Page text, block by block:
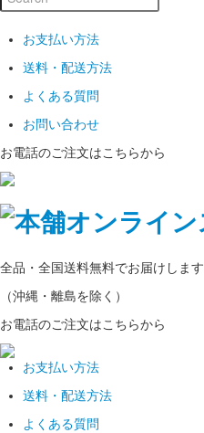
お支払い方法
送料・配送方法
よくある質問
お問い合わせ
お電話のご注文はこちらから
全品・全国送料無料でお届けします
（沖縄・離島を除く）
お電話のご注文はこちらから
お支払い方法
送料・配送方法
よくある質問